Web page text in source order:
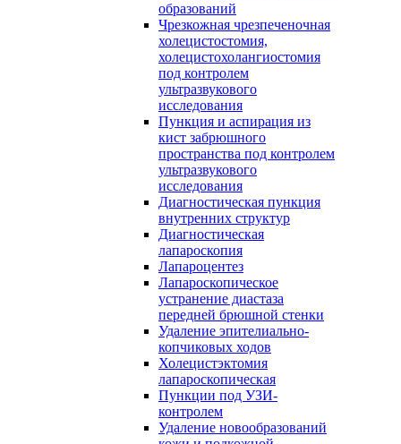
образований
Чрезкожная чрезпеченочная
холецистостомия,
холецистохолангиостомия
под контролем
ультразвукового
исследования
Пункция и аспирация из
кист забрюшного
пространства под контролем
ультразвукового
исследования
Диагностическая пункция
внутренних структур
Диагностическая
лапароскопия
Лапароцентез
Лапароскопическое
устранение диастаза
передней брюшной стенки
Удаление эпителиально-
копчиковых ходов
Холецистэктомия
лапароскопическая
Пункции под УЗИ-
контролем
Удаление новообразований